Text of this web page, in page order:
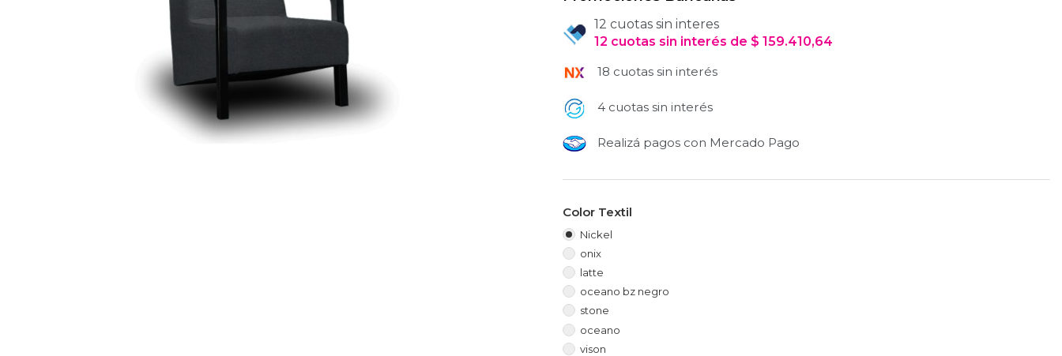
12 cuotas sin interes
12 cuotas sin interés de $ 159.410,64
18 cuotas sin interés
4 cuotas sin interés
Realizá pagos con Mercado Pago
Color Textil
Nickel
onix
latte
oceano bz negro
stone
oceano
vison